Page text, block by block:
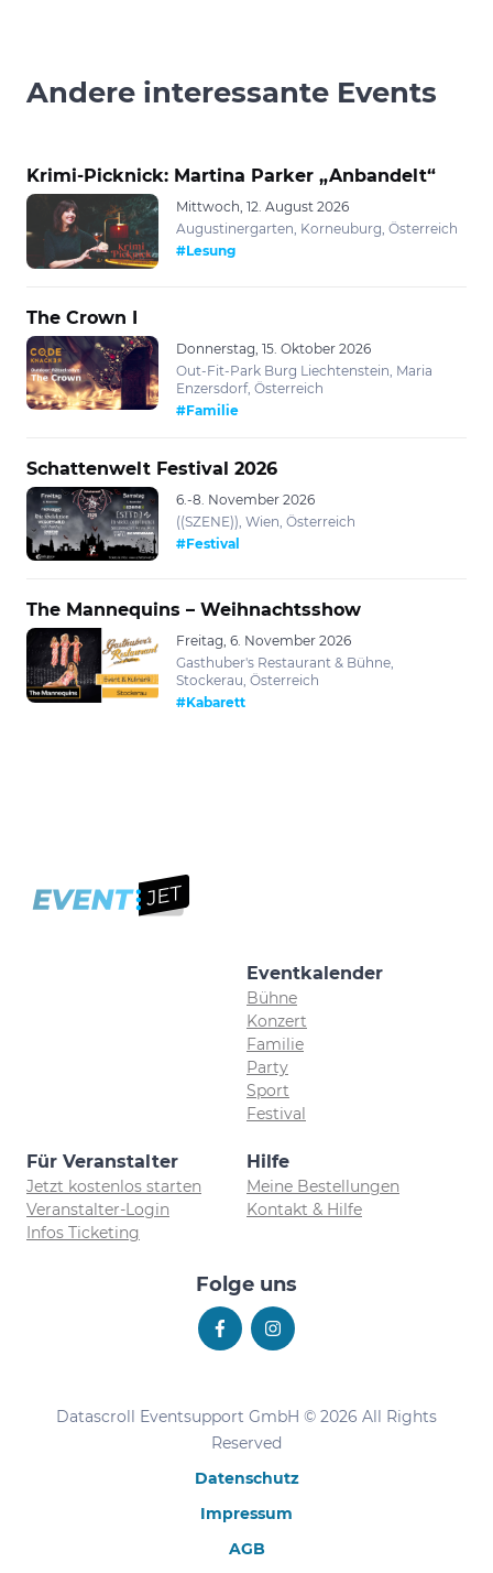
Andere interessante Events
Krimi-Picknick: Martina Parker „Anbandelt“
Mittwoch, 12. August 2026
Augustinergarten, Korneuburg, Österreich
#Lesung
The Crown I
Donnerstag, 15. Oktober 2026
Out-Fit-Park Burg Liechtenstein, Maria
Enzersdorf, Österreich
#Familie
Schattenwelt Festival 2026
6.-8. November 2026
((SZENE)), Wien, Österreich
#Festival
The Mannequins – Weihnachtsshow
Freitag, 6. November 2026
Gasthuber's Restaurant & Bühne,
Stockerau, Österreich
#Kabarett
Eventkalender
Bühne
Konzert
Familie
Party
Sport
Festival
Für Veranstalter
Jetzt kostenlos starten
Veranstalter-Login
Infos Ticketing
Hilfe
Meine Bestellungen
Kontakt & Hilfe
Folge uns
Datascroll Eventsupport GmbH © 2026 All Rights
Reserved
Datenschutz
Impressum
AGB